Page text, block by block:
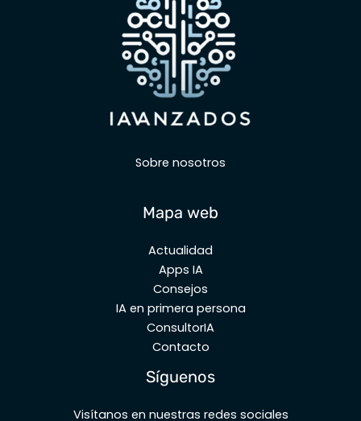
Sobre nosotros
Mapa web
Actualidad
Apps IA
Consejos
IA en primera persona
ConsultorIA
Contacto
Síguenos
Visítanos en nuestras redes sociales